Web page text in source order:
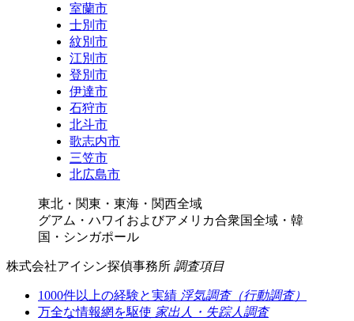
室蘭市
士別市
紋別市
江別市
登別市
伊達市
石狩市
北斗市
歌志内市
三笠市
北広島市
東北・関東・東海・関西全域
グアム・ハワイおよびアメリカ合衆国全域・韓
国・シンガポール
株式会社アイシン探偵事務所 調査項目
1000件以上の経験と実績 浮気調査（行動調査）
万全な情報網を駆使 家出人・失踪人調査